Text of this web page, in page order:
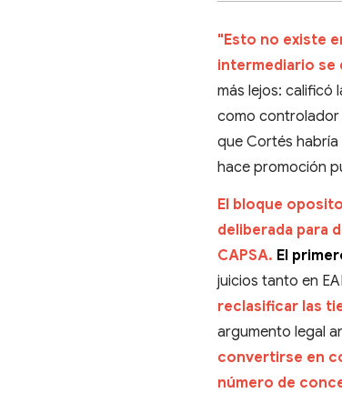
"Esto no existe
intermediario se
más lejos: calificó
como controlador
que Cortés
hace promoción
El bloque
deliberada para
CAPSA. El
juicios tanto en
reclasificar las
argumento legal
convertirse en
número de